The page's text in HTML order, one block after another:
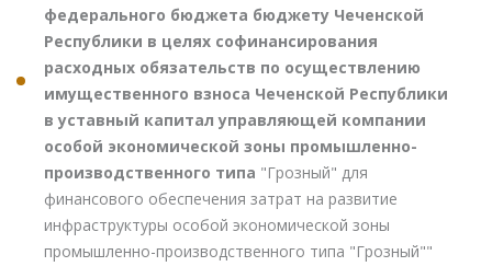
федерального бюджета бюджету Чеченской
Республики в целях софинансирования
расходных обязательств по осуществлению
имущественного взноса Чеченской Республики
в уставный капитал управляющей компании
особой экономической зоны промышленно-
производственного типа "Грозный" для
финансового обеспечения затрат на развитие
инфраструктуры особой экономической зоны
промышленно-производственного типа "Грозный""